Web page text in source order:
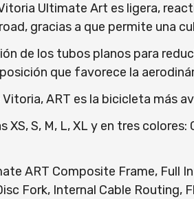
Ultimate Art es ligera,
gracias a que permite una
de los tubos planos para
que favorece la
ART es la bicicleta más
XS, S, M, L, XL y en tres
ART Composite Frame, Full
Fork, Internal Cable Routing,